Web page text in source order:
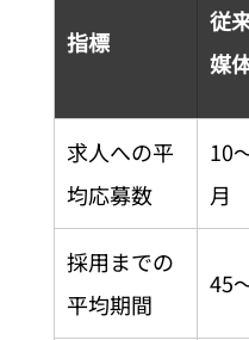
指標
従
媒
求人への平
均応募数
10
月
採用までの
平均期間
45